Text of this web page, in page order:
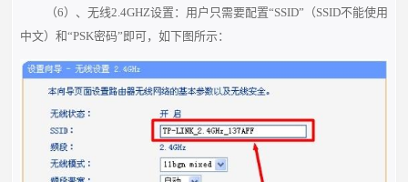
（6）、无线2.4GHZ设置：用户只需要配置“SSID”（SSID不能使用
中文）和“PSK密码”即可，如下图所示：